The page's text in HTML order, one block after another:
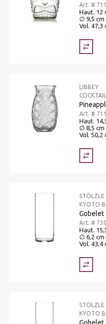
Art. #
Haut. 12
∅ 9,5 cm
Vol. 47,3
LIBBEY
COCKTAIL
Art. #
Haut.
∅ 8,5 cm
Vol. 50,2
STÖLZLE
KYOTO
Gobelet
Art. #
Haut.
∅ 6,2 cm
Vol. 43,4
STÖLZLE
KYOTO
Gobelet